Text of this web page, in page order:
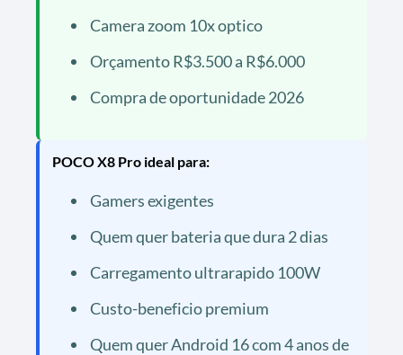
Camera zoom 10x optico
Orçamento R$3.500 a R$6.000
Compra de oportunidade 2026
POCO X8 Pro ideal para:
Gamers exigentes
Quem quer bateria que dura 2 dias
Carregamento ultrarapido 100W
Custo-beneficio premium
Quem quer Android 16 com 4 anos de